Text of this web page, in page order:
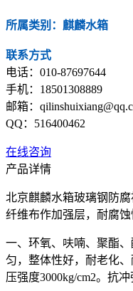
所属类别：麒麟水箱
联系方式
电话：010-87697644
手机：18501308889
邮箱：
QQ：516400462
在线咨询
产品详情
北京麒麟水箱玻璃钢防
纤维布作加强层，耐腐
一、环氧、呋喃、聚酯
匀，整体性好，耐老化
压强度3000kg/cm2。抗